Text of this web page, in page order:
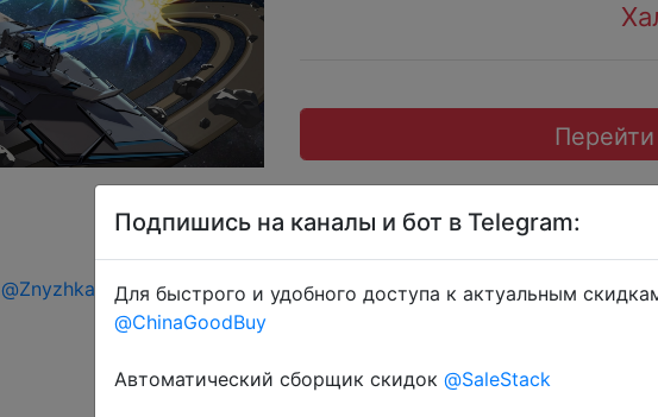
Подпишись на каналы и бот в Telegram:
Для быстрого и удобного доступа к актуальным
@ChinaGoodBuy
Автоматический сборщик скидок @SaleStack